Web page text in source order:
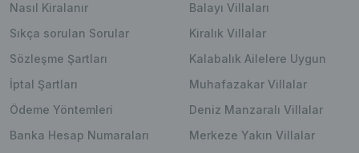
Nasıl Kiralanır
Sıkça sorulan Sorular
Sözleşme Şartları
İptal Şartları
Ödeme Yöntemleri
Banka Hesap Numaraları
Balayı Villaları
Kiralık Villalar
Kalabalık Ailelere Uygun
Muhafazakar Villalar
Deniz Manzaralı Villalar
Merkeze Yakın Villalar